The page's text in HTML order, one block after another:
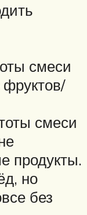
смеси
смеси
продукты.
но
без